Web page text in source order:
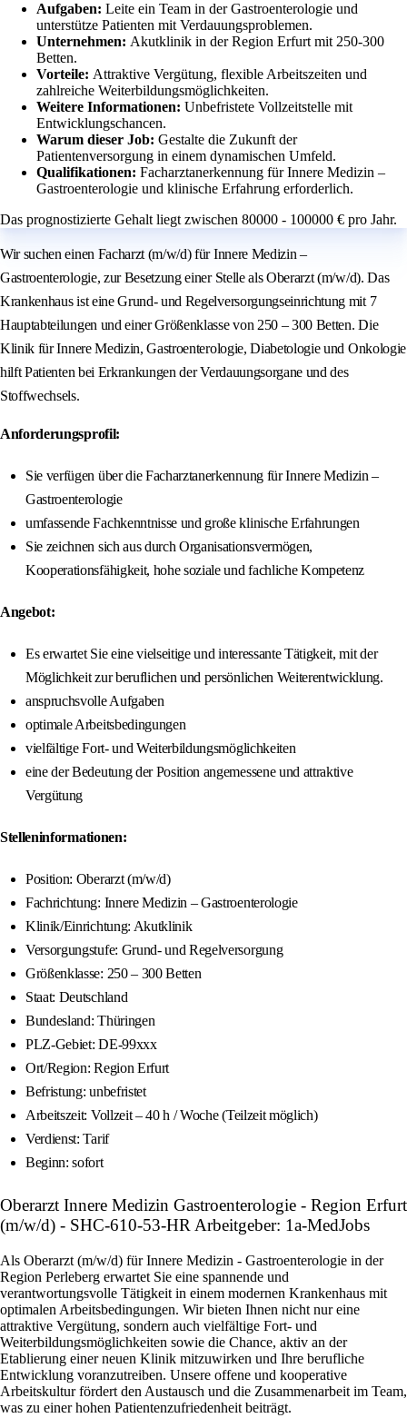
Aufgaben: Leite ein Team in der Gastroenterologie und
unterstütze Patienten mit Verdauungsproblemen.
Unternehmen: Akutklinik in der Region Erfurt mit 250-300
Betten.
Vorteile: Attraktive Vergütung, flexible Arbeitszeiten und
zahlreiche Weiterbildungsmöglichkeiten.
Weitere Informationen: Unbefristete Vollzeitstelle mit
Entwicklungschancen.
Warum dieser Job: Gestalte die Zukunft der
Patientenversorgung in einem dynamischen Umfeld.
Qualifikationen: Facharztanerkennung für Innere Medizin –
Gastroenterologie und klinische Erfahrung erforderlich.
Das prognostizierte Gehalt liegt zwischen 80000 - 100000 € pro Jahr.
Wir suchen einen Facharzt (m/w/d) für Innere Medizin –
Gastroenterologie, zur Besetzung einer Stelle als Oberarzt (m/w/d). Das
Krankenhaus ist eine Grund- und Regelversorgungseinrichtung mit 7
Hauptabteilungen und einer Größenklasse von 250 – 300 Betten. Die
Klinik für Innere Medizin, Gastroenterologie, Diabetologie und Onkologie
hilft Patienten bei Erkrankungen der Verdauungsorgane und des
Stoffwechsels.
Anforderungsprofil:
Sie verfügen über die Facharztanerkennung für Innere Medizin –
Gastroenterologie
umfassende Fachkenntnisse und große klinische Erfahrungen
Sie zeichnen sich aus durch Organisationsvermögen,
Kooperationsfähigkeit, hohe soziale und fachliche Kompetenz
Angebot:
Es erwartet Sie eine vielseitige und interessante Tätigkeit, mit der
Möglichkeit zur beruflichen und persönlichen Weiterentwicklung.
anspruchsvolle Aufgaben
optimale Arbeitsbedingungen
vielfältige Fort- und Weiterbildungsmöglichkeiten
eine der Bedeutung der Position angemessene und attraktive
Vergütung
Stelleninformationen:
Position: Oberarzt (m/w/d)
Fachrichtung: Innere Medizin – Gastroenterologie
Klinik/Einrichtung: Akutklinik
Versorgungstufe: Grund- und Regelversorgung
Größenklasse: 250 – 300 Betten
Staat: Deutschland
Bundesland: Thüringen
PLZ-Gebiet: DE-99xxx
Ort/Region: Region Erfurt
Befristung: unbefristet
Arbeitszeit: Vollzeit – 40 h / Woche (Teilzeit möglich)
Verdienst: Tarif
Beginn: sofort
Oberarzt Innere Medizin Gastroenterologie - Region Erfurt
(m/w/d) - SHC-610-53-HR Arbeitgeber: 1a-MedJobs
Als Oberarzt (m/w/d) für Innere Medizin - Gastroenterologie in der
Region Perleberg erwartet Sie eine spannende und
verantwortungsvolle Tätigkeit in einem modernen Krankenhaus mit
optimalen Arbeitsbedingungen. Wir bieten Ihnen nicht nur eine
attraktive Vergütung, sondern auch vielfältige Fort- und
Weiterbildungsmöglichkeiten sowie die Chance, aktiv an der
Etablierung einer neuen Klinik mitzuwirken und Ihre berufliche
Entwicklung voranzutreiben. Unsere offene und kooperative
Arbeitskultur fördert den Austausch und die Zusammenarbeit im Team,
was zu einer hohen Patientenzufriedenheit beiträgt.